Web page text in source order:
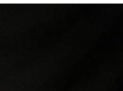
2022-05-06